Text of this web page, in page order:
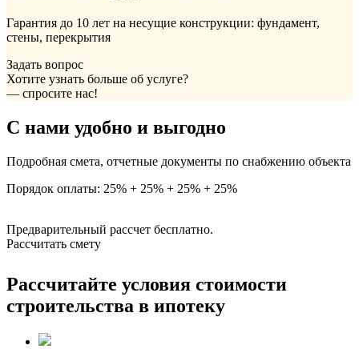
Гарантия до 10 лет на несущие конструкции: фундамент,
стены, перекрытия
Задать вопрос
Хотите узнать больше об услуге?
— спросите нас!
С нами удобно и выгодно
Подробная смета, отчетные документы по снабжению объекта
Порядок оплаты: 25% + 25% + 25% + 25%
Предварительный рассчет бесплатно.
Рассчитать смету
Рассчитайте условия стоимости
строительства в ипотеку